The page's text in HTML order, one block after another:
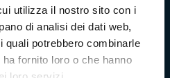
utilizza il nostro sito con i
di analisi dei dati web,
quali potrebbero combinarle
fornito loro o che hanno